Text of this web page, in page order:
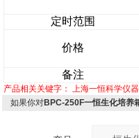
定时范围
价格
备注
产品相关关键字： 上海一恒科学仪
如果你对BPC-250F一恒生化培养